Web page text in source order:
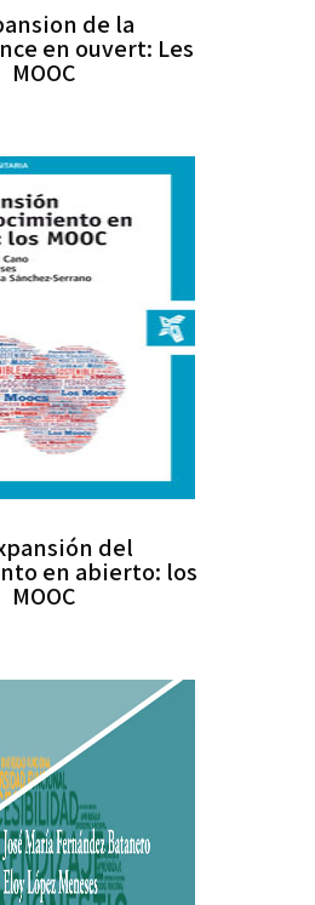
de la
en ouvert: Les
MOOC
del
en abierto: los
MOOC